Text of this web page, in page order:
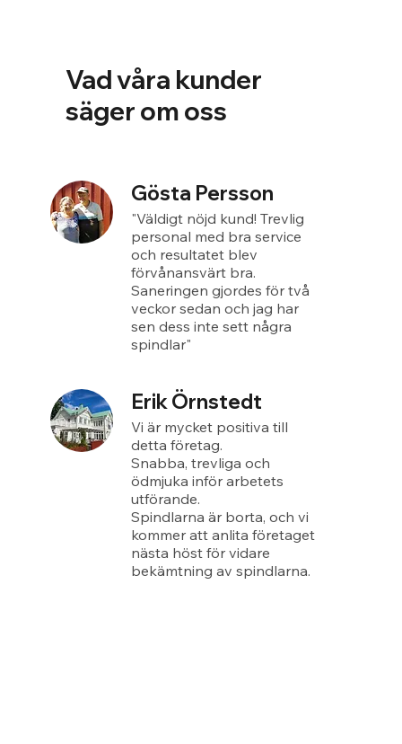
Vad våra kunder
säger om oss
Gösta Persson
"Väldigt nöjd kund! Trevlig
personal med bra service
och resultatet blev
förvånansvärt bra.
Saneringen gjordes för två
veckor sedan och jag har
sen dess inte sett några
spindlar"
Erik Örnstedt
Vi är mycket positiva till
detta företag.
Snabba, trevliga och
ödmjuka inför arbetets
utförande.
Spindlarna är borta, och vi
kommer att anlita företaget
nästa höst för vidare
bekämtning av spindlarna.